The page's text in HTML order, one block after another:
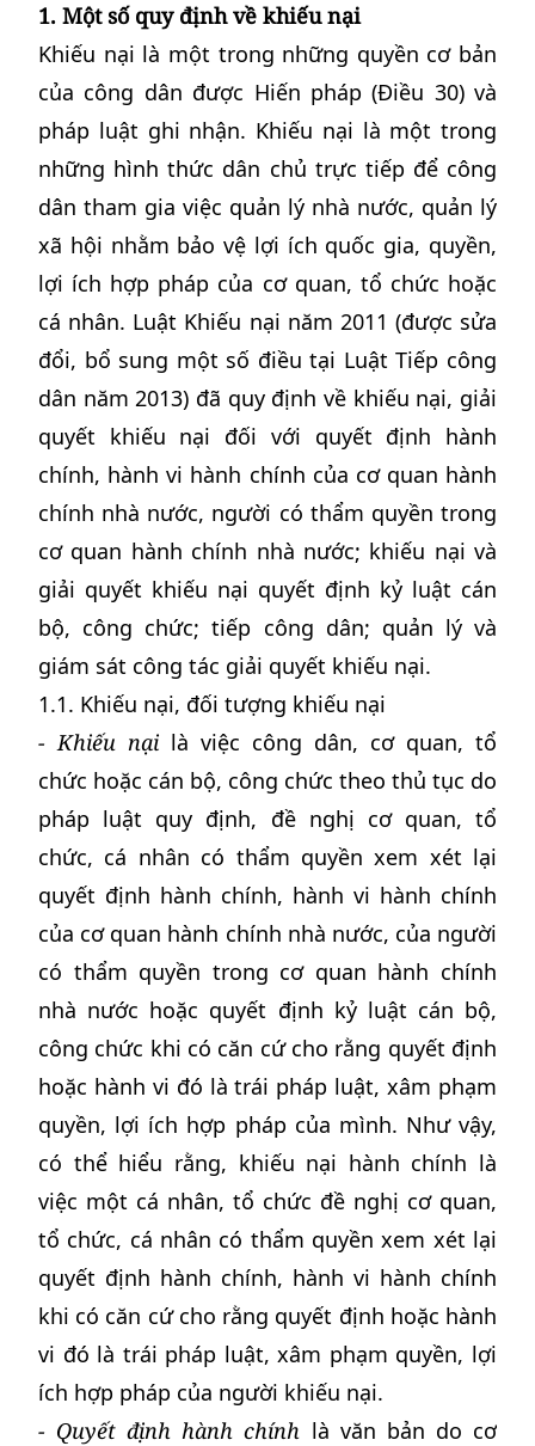
1. Một số quy định về khiếu nại
Khiếu nại là một trong những quyền cơ bản
của công dân được Hiến pháp (Điều 30) và
pháp luật ghi nhận. Khiếu nại là một trong
những hình thức dân chủ trực tiếp để công
dân tham gia việc quản lý nhà nước, quản lý
xã hội nhằm bảo vệ lợi ích quốc gia, quyền,
lợi ích hợp pháp của cơ quan, tổ chức hoặc
cá nhân. Luật Khiếu nại năm 2011 (được sửa
đổi, bổ sung một số điều tại Luật Tiếp công
dân năm 2013) đã quy định về khiếu nại, giải
quyết khiếu nại đối với quyết định hành
chính, hành vi hành chính của cơ quan hành
chính nhà nước, người có thẩm quyền trong
cơ quan hành chính nhà nước; khiếu nại và
giải quyết khiếu nại quyết định kỷ luật cán
bộ, công chức; tiếp công dân; quản lý và
giám sát công tác giải quyết khiếu nại.
1.1. Khiếu nại, đối tượng khiếu nại
- Khiếu nại là việc công dân, cơ quan, tổ
chức hoặc cán bộ, công chức theo thủ tục do
pháp luật quy định, đề nghị cơ quan, tổ
chức, cá nhân có thẩm quyền xem xét lại
quyết định hành chính, hành vi hành chính
của cơ quan hành chính nhà nước, của người
có thẩm quyền trong cơ quan hành chính
nhà nước hoặc quyết định kỷ luật cán bộ,
công chức khi có căn cứ cho rằng quyết định
hoặc hành vi đó là trái pháp luật, xâm phạm
quyền, lợi ích hợp pháp của mình. Như vậy,
có thể hiểu rằng, khiếu nại hành chính là
việc một cá nhân, tổ chức đề nghị cơ quan,
tổ chức, cá nhân có thẩm quyền xem xét lại
quyết định hành chính, hành vi hành chính
khi có căn cứ cho rằng quyết định hoặc hành
vi đó là trái pháp luật, xâm phạm quyền, lợi
ích hợp pháp của người khiếu nại.
- Quyết định hành chính là văn bản do cơ